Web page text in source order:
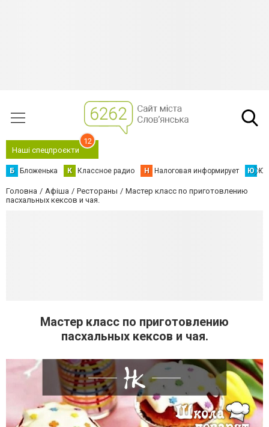
Наші спецпроєкти
12
Б Бложенька К Классное радио Н Налоговая информирует Ю
Головна Афіша Рестораны
Мастер класс по приготовлению
пасхальных кексов и чая.
Мастер класс по приготовлению
пасхальных кексов и чая.